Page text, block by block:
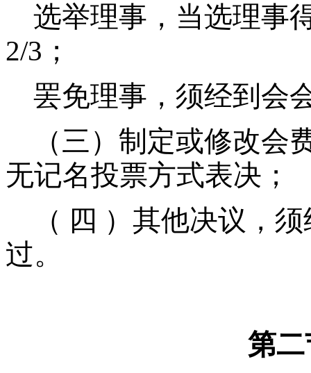
选举理事，当选理事
2/3；
罢免理事，须经到会
（三）制定或修改会
无记名投票方式表决；
（ 四 ）其他决议，
过。
第